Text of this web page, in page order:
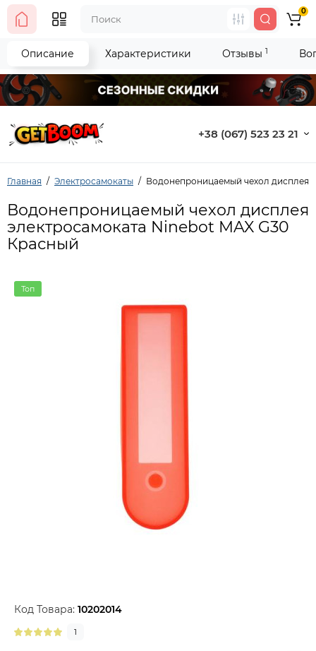
+38 (067) 523 23 21
0
Главная Электросамокаты Водонепроницаемый чехол дисплея
Водонепроницаемый чехол дисплея
электросамоката Ninebot MAX G30
Красный
Топ
Код Товара: 10202014
1
Описание Характеристики Отзывы 1